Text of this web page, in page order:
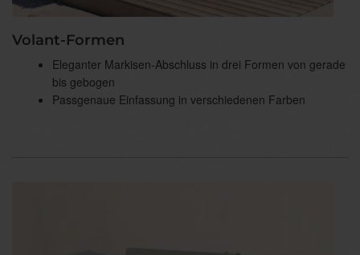
Volant-Formen
Eleganter Markisen-Abschluss in drei Formen von gerade
bis gebogen
Passgenaue Einfassung in verschiedenen Farben